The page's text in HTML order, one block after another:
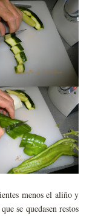
menos el aliño y
se quedasen restos